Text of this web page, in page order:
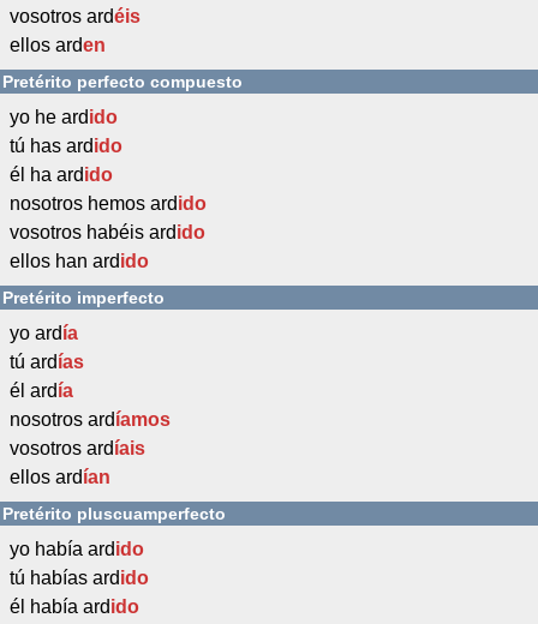
vosotros ardéis
ellos arden
Pretérito perfecto compuesto
yo he ardido
tú has ardido
él ha ardido
nosotros hemos ardido
vosotros habéis ardido
ellos han ardido
Pretérito imperfecto
yo ardía
tú ardías
él ardía
nosotros ardíamos
vosotros ardíais
ellos ardían
Pretérito pluscuamperfecto
yo había ardido
tú habías ardido
él había ardido